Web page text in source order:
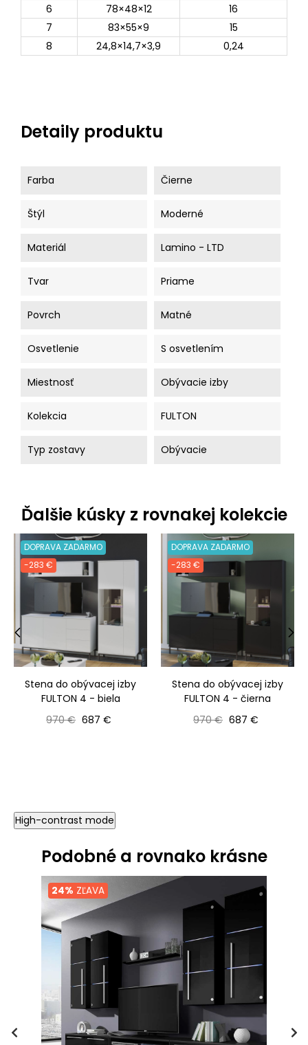
6
78×48×12
16
7
83×55×9
15
8
24,8×14,7×3,9 0,24
Detaily produktu
Farba Čierne
Štýl Moderné
Materiál Lamino - LTD
Tvar Priame
Povrch Matné
Osvetlenie S osvetlením
Miestnosť Obývacie izby
Kolekcia FULTON
Typ zostavy Obývacie
Ďalšie kúsky z rovnakej kolekcie
DOPRAVA ZADARMO
-283 €
Stena do obývacej izby
FULTON 4 - biela
Bežná cena
970 € Cena
687 €
DOPRAVA ZADARMO
-283 €
Stena do obývacej izby
FULTON 4 - čierna
Bežná cena
970 € Cena
687 €
‹ ›
High-contrast mode
Podobné a rovnako krásne
24% ZĽAVA